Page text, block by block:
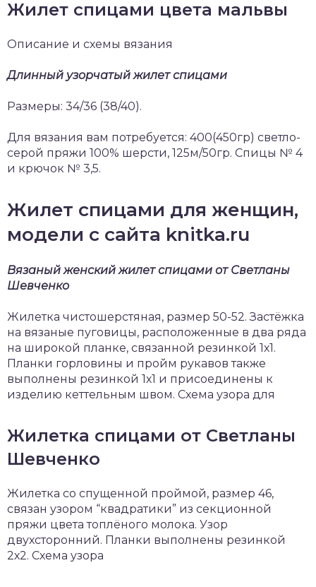
Жилет спицами цвета мальвы
Описание и схемы вязания
Длинный узорчатый жилет спицами
Размеры: 34/36 (38/40).
Для вязания вам потребуется: 400(450гр) светло-
серой пряжи 100% шерсти, 125м/50гр. Спицы № 4
и крючок № 3,5.
Жилет спицами для женщин,
модели с сайта knitka.ru
Вязаный женский жилет спицами от Светланы
Шевченко
Жилетка чистошерстяная, размер 50-52. Застёжка
на вязаные пуговицы, расположенные в два ряда
на широкой планке, связанной резинкой 1х1.
Планки горловины и пройм рукавов также
выполнены резинкой 1х1 и присоединены к
изделию кеттельным швом. Схема узора для
Жилетка спицами от Светланы
Шевченко
Жилетка со спущенной проймой, размер 46,
связан узором “квадратики” из секционной
пряжи цвета топлёного молока. Узор
двухсторонний. Планки выполнены резинкой
2х2. Схема узора